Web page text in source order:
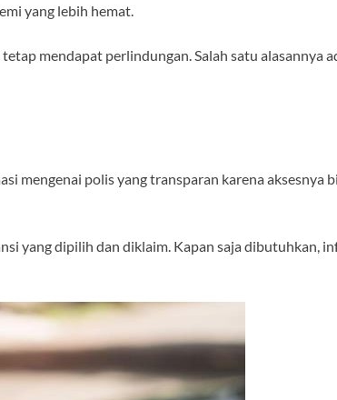
yang lebih hemat.
mendapat perlindungan. Salah satu alasannya
mengenai polis yang transparan karena aksesnya
yang dipilih dan diklaim. Kapan saja dibutuhkan,